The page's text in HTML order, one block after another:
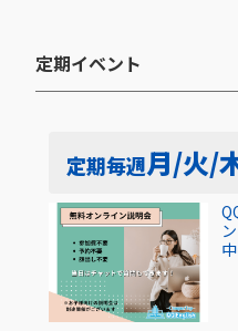
定期イベント​
定期毎週月/火/